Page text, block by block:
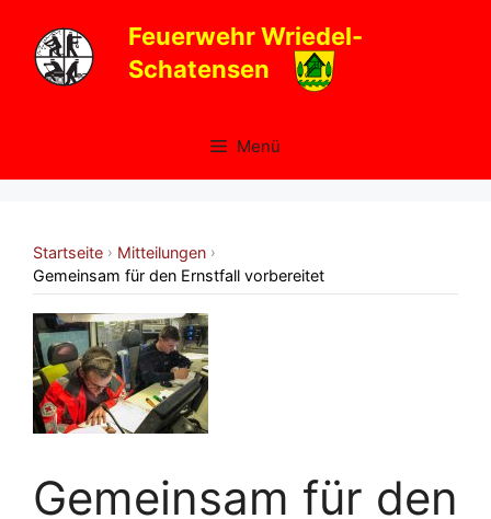
Inhalt
springen
Feuerwehr Wriedel-
Schatensen
Menü
Startseite › Mitteilungen ›
Gemeinsam für den Ernstfall vorbereitet
Gemeinsam für den